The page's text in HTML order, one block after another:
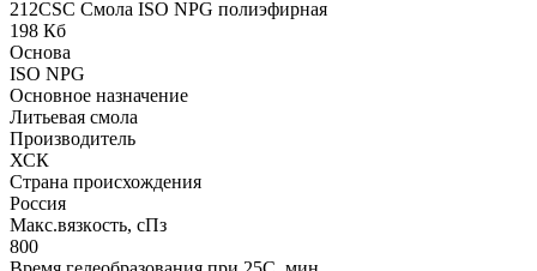
212CSC Смола ISO NPG полиэфирная
198 Кб
Основа
ISO NPG
Основное назначение
Литьевая смола
Производитель
ХСК
Страна происхождения
Россия
Макс.вязкoсть, сПз
800